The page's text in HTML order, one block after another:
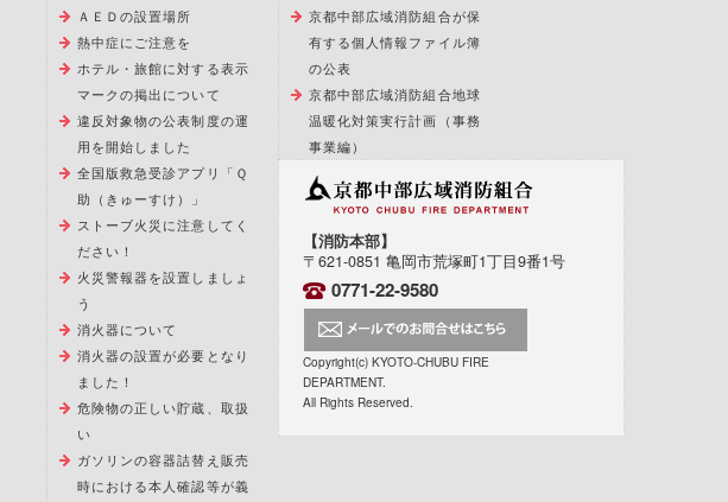
ＡＥＤの設置場所
熱中症にご注意を
ホテル・旅館に対する表示
マークの掲出について
違反対象物の公表制度の運
用を開始しました
全国版救急受診アプリ「Ｑ
助（きゅーすけ）」
ストーブ火災に注意してく
ださい！
火災警報器を設置しましょ
う
消火器について
消火器の設置が必要となり
ました！
危険物の正しい貯蔵、取扱
い
ガソリンの容器詰替え販売
時における本人確認等が義
京都中部広域消防組合が保
有する個人情報ファイル簿
の公表
京都中部広域消防組合地球
温暖化対策実行計画（事務
事業編）
【消防本部】
〒621-0851 亀岡市荒塚町1丁目9番1号
0771-22-9580
Copyright(c) KYOTO-CHUBU FIRE
DEPARTMENT.
All Rights Reserved.